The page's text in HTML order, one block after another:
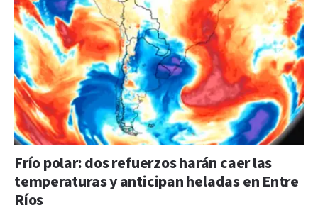
Frío polar: dos refuerzos harán caer las
temperaturas y anticipan heladas en Entre
Ríos